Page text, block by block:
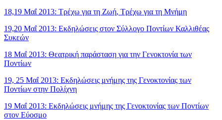
18,19 Μαΐ 2013: Τρέχω για τη Ζωή, Τρέχω για τη Μνήμη
19,20 Μαΐ 2013: Εκδηλώσεις στον Σύλλογο Ποντίων Καλλιθέας
Συκεών
18 Μαΐ 2013: Θεατρική παράσταση για την Γενοκτονία των
Ποντίων
19, 25 Μαΐ 2013: Εκδηλώσεις μνήμης της Γενοκτονίας των
Ποντίων στην Πολίχνη
19 Μαΐ 2013: Εκδηλώσεις μνήμης της Γενοκτονίας των Ποντίων
στον Εύοσμο